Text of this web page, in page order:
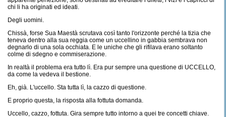
chi li ha originati ed ideati.
Degli uomini.
Chissà, forse Sua Maestà scrutava così tanto l'orizzonte perché la tizia che
teneva dentro alla sua reggia come un uccellino in gabbia sembrava non
degnarlo di una sola occhiata. E le uniche che gli rifilava erano soltanto
colme di sdegno e commiserazione.
In realtà il problema era tutto lì. Era pur sempre una questione di UCCELLO,
da come la vedeva il bestione.
Eh, già. L'uccello. Sta tutta lì, la cazzo di questione.
E proprio questa, la risposta alla fottuta domanda.
Uccello, cazzo, fottuta. Gira sempre tutto intorno a quei tre concetti chiave.